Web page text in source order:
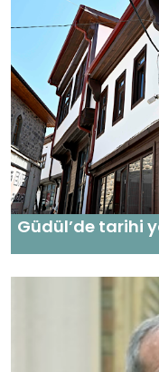
Güdül’de tarihi